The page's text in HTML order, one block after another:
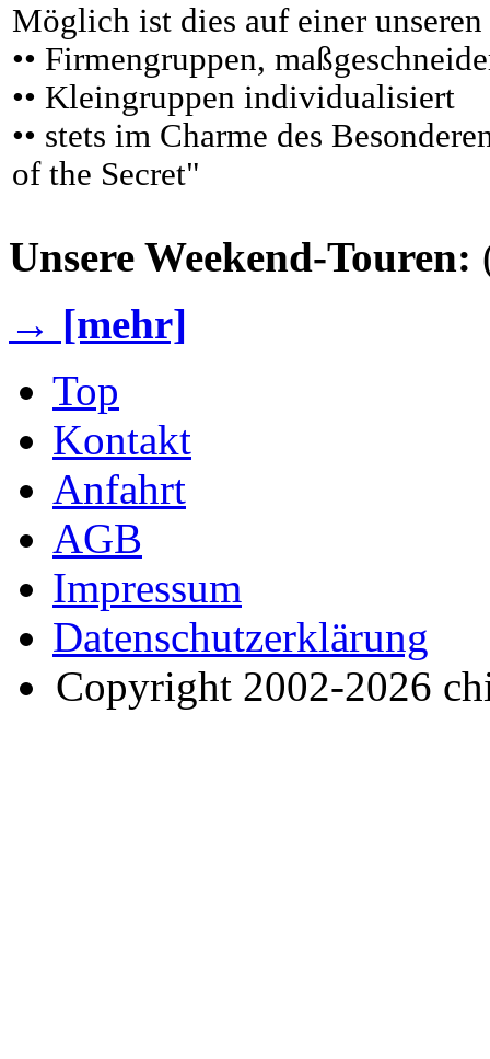
Möglich ist dies auf einer
•• Firmengruppen,
•• Kleingruppen individualisiert
•• stets im Charme des
of the Secret"
Unsere Weekend-Touren:
→ [mehr]
Top
Kontakt
Anfahrt
AGB
Impressum
Datenschutzerklärung
Copyright 2002-2026